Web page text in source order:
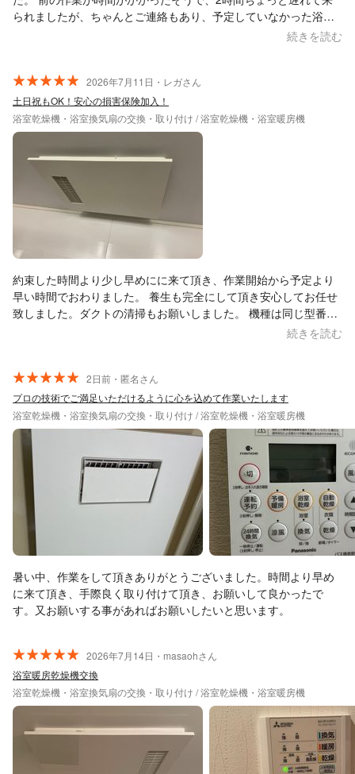
られましたが、ちゃんとご連絡もあり、予定していなかった浴室
暖房の掃除も料金内でしていただけたので助かりました。 また機
続きを読む
2026年7月11日・レガさん
土日祝もOK！安心の損害保険加入！
浴室乾燥機・浴室換気扇の交換・取り付け / 浴室乾燥機・浴室暖房機
約束した時間より少し早めにに来て頂き、作業開始から予定より
早い時間でおわりました。 養生も完全にして頂き安心してお任せ
致しました。ダクトの清掃もお願いしました。 機種は同じ型番の
後発機でしたので、操作も全く同じでストレスがありません。 ま
続きを読む
2日前・匿名さん
プロの技術でご満足いただけるように心を込めて作業いたします
浴室乾燥機・浴室換気扇の交換・取り付け / 浴室乾燥機・浴室暖房機
暑い中、作業をして頂きありがとうございました。時間より早め
に来て頂き、手際良く取り付けて頂き、お願いして良かったで
す。又お願いする事があればお願いしたいと思います。
2026年7月14日・masaohさん
浴室暖房乾燥機交換
浴室乾燥機・浴室換気扇の交換・取り付け / 浴室乾燥機・浴室暖房機